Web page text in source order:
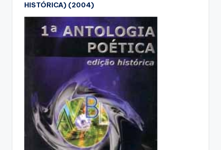
HISTÓRICA) (2004)